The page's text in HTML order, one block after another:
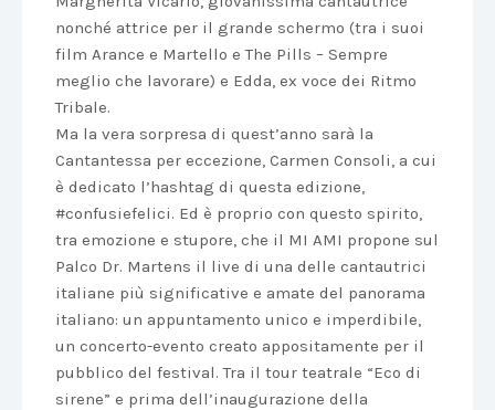
nonché attrice per il grande schermo (tra i suoi
film Arance e Martello e The Pills – Sempre
meglio che lavorare) e Edda, ex voce dei Ritmo
Tribale.
Ma la vera sorpresa di quest’anno sarà la
Cantantessa per eccezione, Carmen Consoli, a cui
è dedicato l’hashtag di questa edizione,
#confusiefelici. Ed è proprio con questo spirito,
tra emozione e stupore, che il MI AMI propone sul
Palco Dr. Martens il live di una delle cantautrici
italiane più significative e amate del panorama
italiano: un appuntamento unico e imperdibile,
un concerto-evento creato appositamente per il
pubblico del festival. Tra il tour teatrale “Eco di
sirene” e prima dell’inaugurazione della